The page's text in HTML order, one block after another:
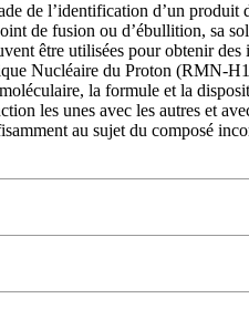
de l’identification d’un produit
de fusion ou d’ébullition, sa
être utilisées pour obtenir des
Nucléaire du Proton (RMN-
la formule et la
les unes avec les autres et
au sujet du composé